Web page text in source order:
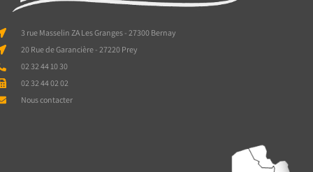
3 rue Masselin ZA Les Granges - 27300 Bernay
20 Rue de Garancière - 27220 Prey
02 32 44 10 30
02 32 44 02 02
Nous contacter